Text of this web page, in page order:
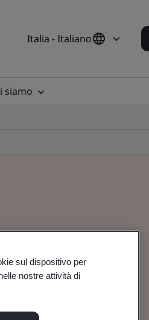
Italia - Italiano
siamo
sul dispositivo per
nostre attività di